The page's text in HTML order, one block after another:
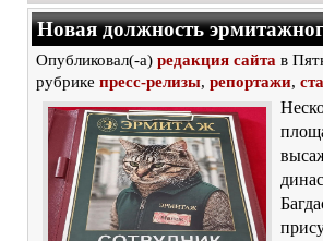
Новая должность
Опубликовал(-а) редакция сайта в
рубрике пресс-релизы, репортажи,